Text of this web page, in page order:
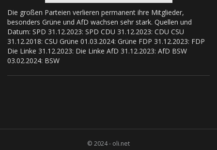
Die großen Parteien verlieren permanent ihre Mitglieder,
besonders Grüne und AfD wachsen sehr stark. Quellen und
Datum: SPD 31.12.2023: SPD CDU 31.12.2023: CDU CSU
31.12.2018: CSU Grüne 01.03.2024: Grüne FDP 31.12.2023: FDP
Die Linke 31.12.2023: Die Linke AfD 31.12.2023: AfD BSW
03.02.2024: BSW
© 2024 - oli.net